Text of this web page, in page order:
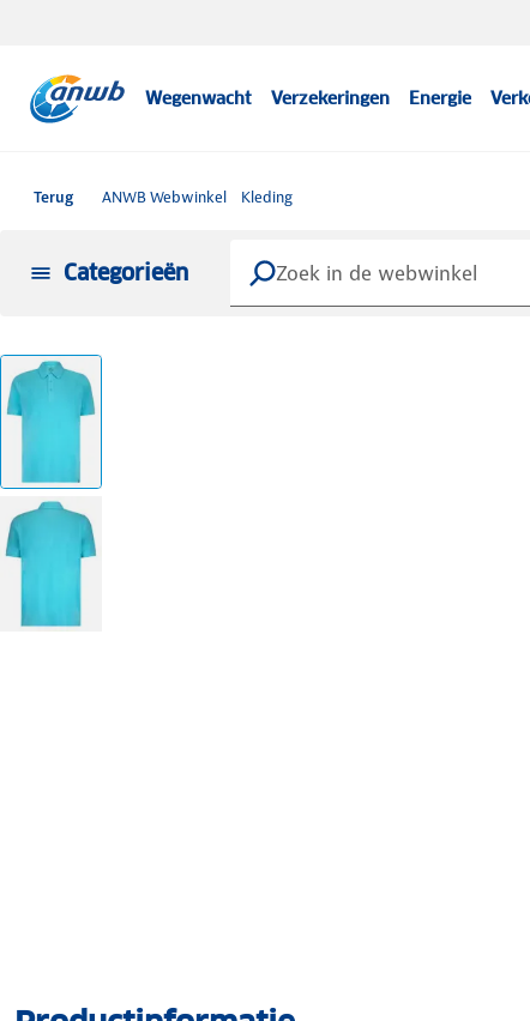
Wegenwacht Verzekeringen Energie
Terug ANWB Webwinkel Kleding
Categorieën